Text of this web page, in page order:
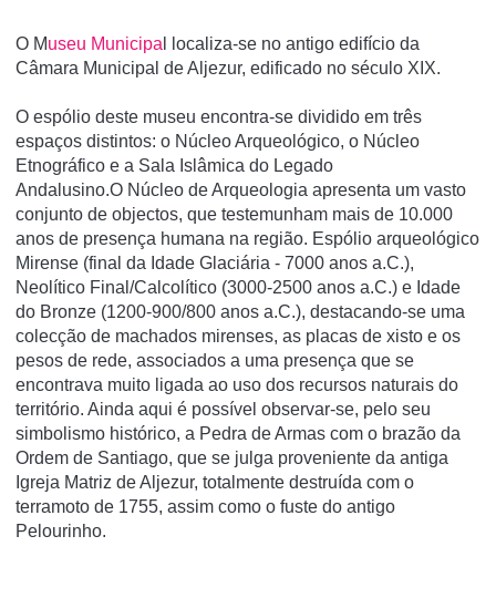
O Museu Municipa l localiza-se no antigo edifício da
Câmara Municipal de Aljezur, edificado no século XIX.
O espólio deste museu encontra-se dividido em três
espaços distintos: o Núcleo Arqueológico, o Núcleo
Etnográfico e a Sala Islâmica do Legado
Andalusino.O Núcleo de Arqueologia apresenta um vasto
conjunto de objectos, que testemunham mais de 10.000
anos de presença humana na região. Espólio arqueológico
Mirense (final da Idade Glaciária - 7000 anos a.C.),
Neolítico Final/Calcolítico (3000-2500 anos a.C.) e Idade
do Bronze (1200-900/800 anos a.C.), destacando-se uma
colecção de machados mirenses, as placas de xisto e os
pesos de rede, associados a uma presença que se
encontrava muito ligada ao uso dos recursos naturais do
território. Ainda aqui é possível observar-se, pelo seu
simbolismo histórico, a Pedra de Armas com o brazão da
Ordem de Santiago, que se julga proveniente da antiga
Igreja Matriz de Aljezur, totalmente destruída com o
terramoto de 1755, assim como o fuste do antigo
Pelourinho.